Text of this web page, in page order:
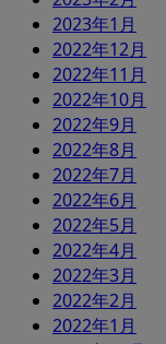
2023年1月
2022年12月
2022年11月
2022年10月
2022年9月
2022年8月
2022年7月
2022年6月
2022年5月
2022年4月
2022年3月
2022年2月
2022年1月